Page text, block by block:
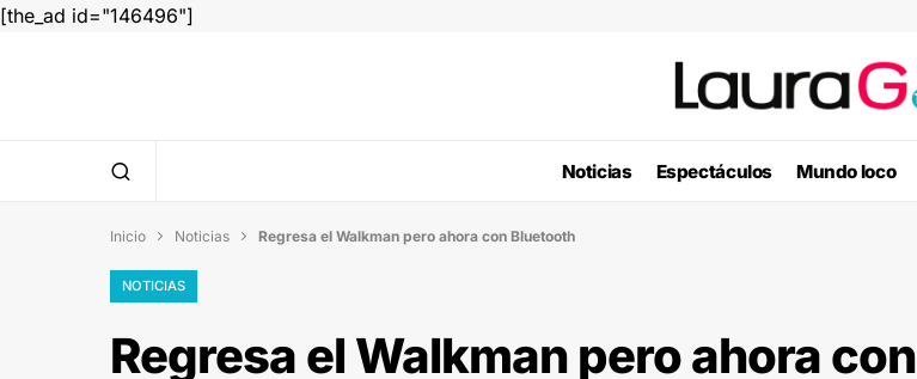
[the_ad id="146496"]
Noticias Espectáculos Mundo loco
Inicio  Noticias  Regresa el Walkman pero ahora con Bluetooth
NOTICIAS
Regresa el Walkman pero ahora con